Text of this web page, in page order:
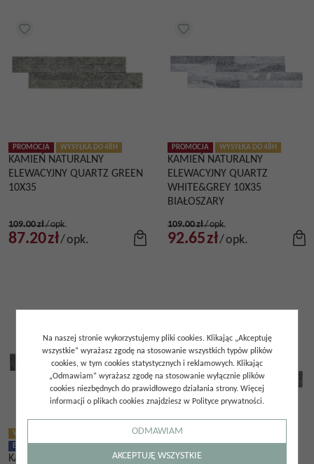
PROMOCJA WYSYŁKA DO 48H
KAMIEŃ NATURALNY
ELEWACYJNY QUARTZ GREEN
10X35
109.00zł/opk.
87.20zł/opk.
PROMOCJA WYSYŁKA DO 48H
KAMIEŃ NATURALNY
ELEWACYJNY QUARTZ
WHITE&GREY 10X35
BIAŁOSZARY
109.00zł/opk.
92.65zł/opk.
BESTSELLER
WYSYŁKA DO 48H
KAMIEŃ NATURALNY
KAMIEŃ NATURALNY
Na naszej stronie wykorzystujemy pliki cookies. Klikając „Akceptuję
wszystkie” wyrażasz zgodę na stosowanie wszystkich typów plików
cookies, w tym cookies statystycznych i reklamowych. Klikając
„Odmawiam” wyrażasz zgodę na stosowanie wyłącznie plików
cookies niezbędnych do prawidłowego działania strony. Więcej
informacji o plikach cookies znajdziesz w Polityce prywatności.
ODMAWIAM
AKCEPTUJĘ WSZYSTKIE